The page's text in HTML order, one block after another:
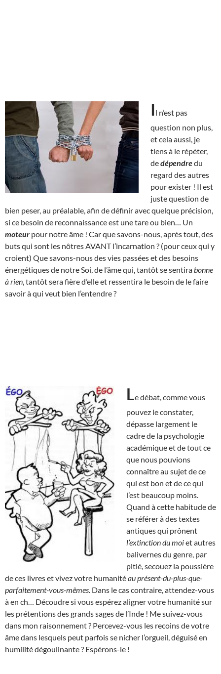
Il n’est pas
question non plus,
et cela aussi, je
tiens à le répéter,
dedépendredu
regard des autres
pour exister ! Il est
juste question de
bien peser, au préalable, afin de définir avec quelque précision,
si ce besoin de reconnaissance est une tare ou bien… Un
moteur pour notre âme ! Car que savons-nous, après tout, des
buts qui sont les nôtres AVANT l’incarnation ? (pour ceux qui y
croient) Que savons-nous des vies passées et des besoins
énergétiques de notre Soi, de l’âme qui, tantôt se sentira bonne
à rien , tantôt sera fière d’elle et ressentira le besoin de le faire
savoir à qui veut bien l’entendre ?
Le débat, comme vous
pouvez le constater,
dépasse largement le
cadre de la psychologie
académique et de tout ce
que nous pouvions
connaître au sujet de ce
qui est bon et de ce qui
l’est beaucoup moins.
Quand à cette habitude de
se référer à des textes
antiques qui prônent
l’extinction du moiet autres
balivernes du genre, par
pitié, secouez la poussière
de ces livres et vivez votre humanitéau présent-du-plus-que-
parfaitement-vous-mêmes. Dans le cas contraire, attendez-vous
à en ch… Découdre si vous espérez aligner votre humanité sur
les prétentions des grands sages de l’Inde ! Me suivez-vous
dans mon raisonnement ? Percevez-vous les recoins de votre
âme dans lesquels peut parfois se nicher l’orgueil, déguisé en
humilité dégoulinante ? Espérons-le !